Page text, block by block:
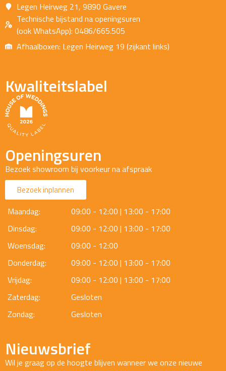
Legen Heirweg 21, 9890 Gavere
Technische bijstand na openingsuren
(ook WhatsApp): 0486/665.505
Afhaalboxen: Legen Heirweg 19 (zijkant links)
Kwaliteitslabel
Openingsuren
Bezoek showroom bij voorkeur na afspraak
Bezoek inplannen
Maandag:
09:00 - 12:00 | 13:00 - 17:00
Dinsdag:
09:00 - 12:00 | 13:00 - 17:00
Woensdag:
09:00 - 12:00
Donderdag:
09:00 - 12:00 | 13:00 - 17:00
Vrijdag:
09:00 - 12:00 | 13:00 - 17:00
Zaterdag:
Gesloten
Zondag:
Gesloten
Nieuwsbrief
Wil je graag op de hoogte blijven wanneer we onze nieuwe